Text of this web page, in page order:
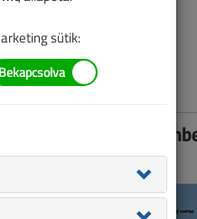
cikk a VL 2015.
jelent meg.
sütik: